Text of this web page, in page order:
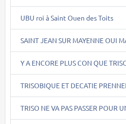
UBU roi à Saint Ouen des Toits
SAINT JEAN SUR MAYENNE OUI
Y A ENCORE PLUS CON QUE
TRISOBIQUE ET DECATIE
TRISO NE VA PAS PASSER POUR